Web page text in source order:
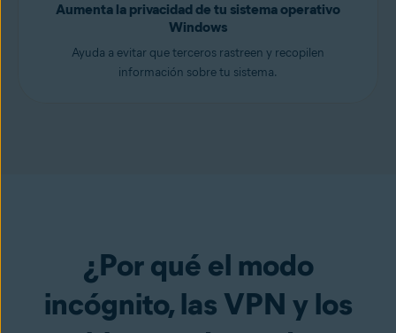
Aumenta la privacidad de tu sistema operativo
Windows
Ayuda a evitar que terceros rastreen y recopilen
información sobre tu sistema.
¿Por qué el modo
incógnito, las VPN y los